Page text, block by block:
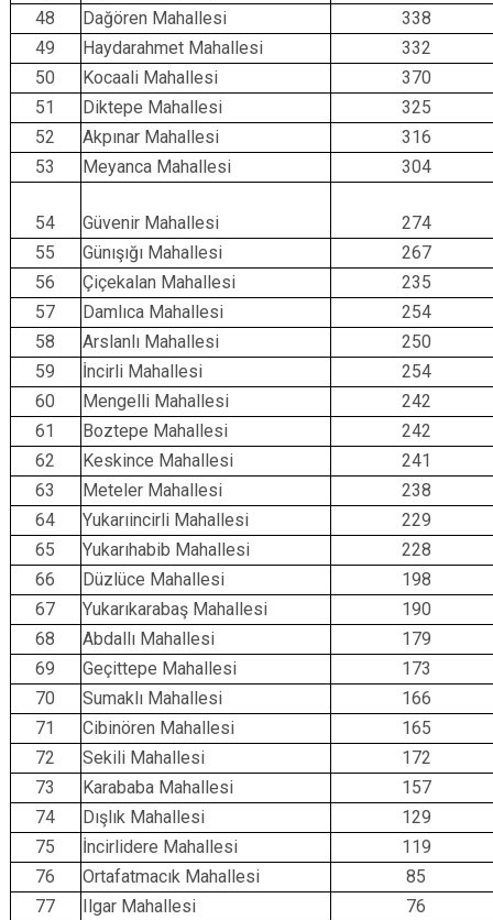
48
Dağören Mahallesi
338
49
Haydarahmet Mahallesi
332
50
Kocaali Mahallesi
370
51
Diktepe Mahallesi
325
52
Akpınar Mahallesi
316
53
Meyanca Mahallesi 304
54 Güvenir Mahallesi
274
55
Günışığı Mahallesi
267
56
Çiçekalan Mahallesi
235
57
Damlıca Mahallesi
254
58
Arslanlı Mahallesi
250
59
İncirli Mahallesi
254
60
Mengelli Mahallesi
242
61
Boztepe Mahallesi
242
62
Keskince Mahallesi
241
63
Meteler Mahallesi
238
64
Yukarıincirli Mahallesi
229
65
Yukarıhabib Mahallesi
228
66
Düzlüce Mahallesi
198
67
Yukarıkarabaş Mahallesi
190
68
Abdallı Mahallesi
179
69
Geçittepe Mahallesi
173
70
Sumaklı Mahallesi
166
71
Cibinören Mahallesi
165
72
Sekili Mahallesi
172
73
Karababa Mahallesi
157
74
Dışlık Mahallesi
129
75
İncirlidere Mahallesi
119
76
Ortafatmacık Mahallesi
85
77
Ilgar Mahallesi
76